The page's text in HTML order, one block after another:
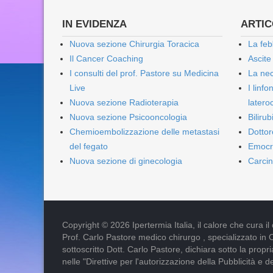
IN EVIDENZA
Nuova sezione Chirurgia Toracica
Il Cancer Coaching
I consulti del prof. Pastore su Medicina
Live
Nuova sezione Radioterapia
Nuova sezione Psicooncologia
Chemioembolizzazione delle metastasi
del fegato
Nuova sezione di ginecologia
La
La
I
Copyright © 2026 Ipertermia Italia, il calore che cura il
Prof. Carlo Pastore medico chirurgo , specializzato
sottoscritto Dott. Carlo Pastore, dichiara sotto la
nelle "Direttive per l'autorizzazione della Pubblicità e